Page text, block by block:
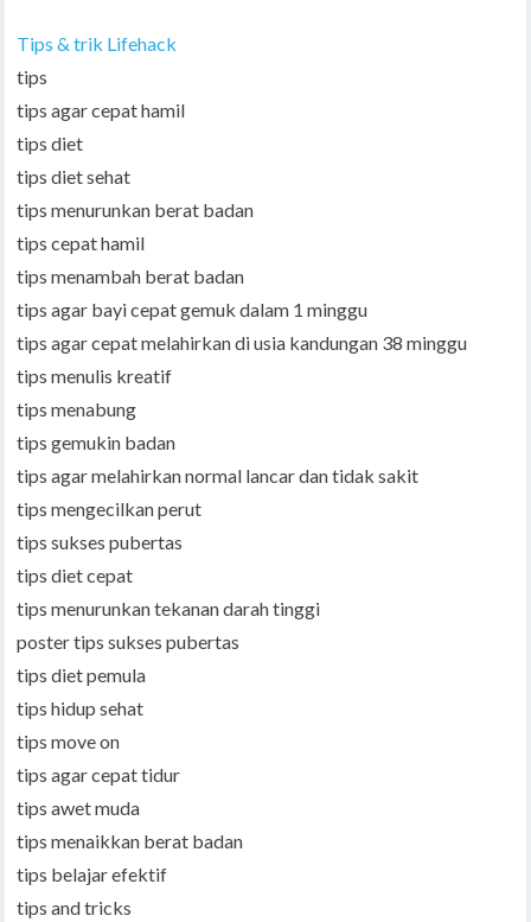
Tips & trik Lifehack
tips
tips agar cepat hamil
tips diet
tips diet sehat
tips menurunkan berat badan
tips cepat hamil
tips menambah berat badan
tips agar bayi cepat gemuk dalam 1 minggu
tips agar cepat melahirkan di usia kandungan 38 minggu
tips menulis kreatif
tips menabung
tips gemukin badan
tips agar melahirkan normal lancar dan tidak sakit
tips mengecilkan perut
tips sukses pubertas
tips diet cepat
tips menurunkan tekanan darah tinggi
poster tips sukses pubertas
tips diet pemula
tips hidup sehat
tips move on
tips agar cepat tidur
tips awet muda
tips menaikkan berat badan
tips belajar efektif
tips and tricks